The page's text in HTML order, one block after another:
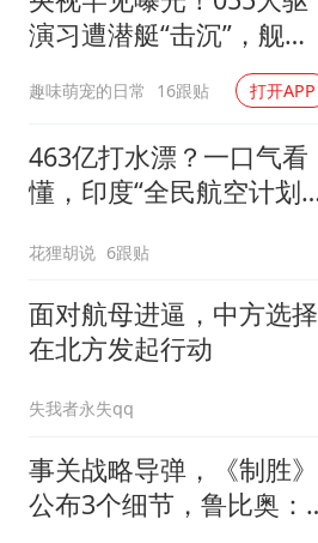
演习遭潜艇“击沉”，舰长
直言：前出就是送死
趣味萌宠的日常 16跟贴 打开APP
463亿打水漂？一口气看
懂，印度“全民航空计划”
花狸胡说 6跟贴
面对航母进逼，中方选择
在北方发起行动
失我者永失qq
事关战略导弹，《制胜》
公布3个细节，鲁比奥：